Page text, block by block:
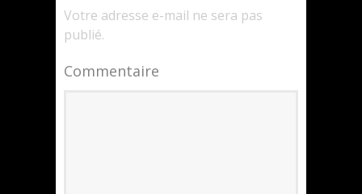
Votre adresse e-mail ne sera pas
publié.
Commentaire